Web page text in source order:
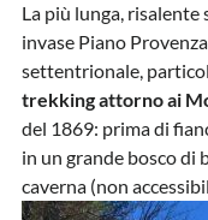
La più lunga, risalente
invase Piano
settentrionale,
trekking attorno ai
del 1869: prima di
in un grande bosco di
caverna (non